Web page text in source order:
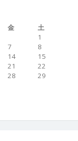
金
土
1
7
8
14
15
21
22
28
29